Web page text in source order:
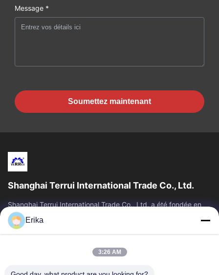
Message *
Soumettez maintenant
Shanghai Terrui International Trade Co., Ltd.
Shanghai Terrui International Trade Co., Ltd. a été fondée en
2002, spécialisée dans le développement, la fabrication et la
vente d'équipements...
Liens Rapides
Produits
À Propos De Nous
Contrôle De Qualité
Erika
3:26 AM